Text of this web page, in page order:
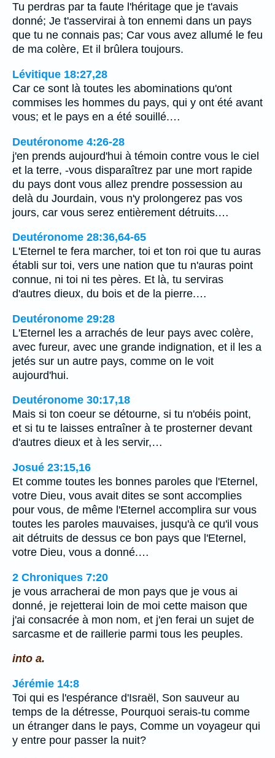
Tu perdras par ta faute l'héritage que je t'avais
donné; Je t'asservirai à ton ennemi dans un pays
que tu ne connais pas; Car vous avez allumé le feu
de ma colère, Et il brûlera toujours.
Lévitique 18:27,28
Car ce sont là toutes les abominations qu'ont
commises les hommes du pays, qui y ont été avant
vous; et le pays en a été souillé.…
Deutéronome 4:26-28
j'en prends aujourd'hui à témoin contre vous le ciel
et la terre, -vous disparaîtrez par une mort rapide
du pays dont vous allez prendre possession au
delà du Jourdain, vous n'y prolongerez pas vos
jours, car vous serez entièrement détruits.…
Deutéronome 28:36,64-65
L'Eternel te fera marcher, toi et ton roi que tu auras
établi sur toi, vers une nation que tu n'auras point
connue, ni toi ni tes pères. Et là, tu serviras
d'autres dieux, du bois et de la pierre.…
Deutéronome 29:28
L'Eternel les a arrachés de leur pays avec colère,
avec fureur, avec une grande indignation, et il les a
jetés sur un autre pays, comme on le voit
aujourd'hui.
Deutéronome 30:17,18
Mais si ton coeur se détourne, si tu n'obéis point,
et si tu te laisses entraîner à te prosterner devant
d'autres dieux et à les servir,…
Josué 23:15,16
Et comme toutes les bonnes paroles que l'Eternel,
votre Dieu, vous avait dites se sont accomplies
pour vous, de même l'Eternel accomplira sur vous
toutes les paroles mauvaises, jusqu'à ce qu'il vous
ait détruits de dessus ce bon pays que l'Eternel,
votre Dieu, vous a donné.…
2 Chroniques 7:20
je vous arracherai de mon pays que je vous ai
donné, je rejetterai loin de moi cette maison que
j'ai consacrée à mon nom, et j'en ferai un sujet de
sarcasme et de raillerie parmi tous les peuples.
into a.
Jérémie 14:8
Toi qui es l'espérance d'Israël, Son sauveur au
temps de la détresse, Pourquoi serais-tu comme
un étranger dans le pays, Comme un voyageur qui
y entre pour passer la nuit?